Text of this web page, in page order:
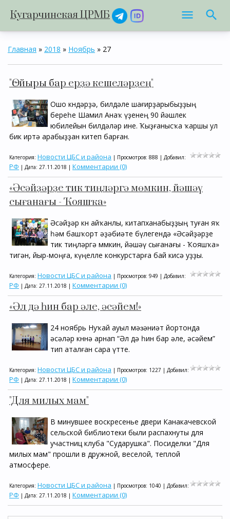
Кугарчинская ЦРМБ
Главная » 2018 » Ноябрь » 27
"Өс йыры бар ерҙә кешеләрҙең"
Ошо көндәрҙә, билдәле шағирҙарыбыҙҙың
береһе Шамил Анаҡ үҙенең 90 йәшлек
юбилейын билдәләр ине. Ҡыҙғанысҡа ҡаршы ул
бик иртә арабыҙҙан китеп барған.
Категория: Новости ЦБС и района | Просмотров: 888 | Добавил:
РФ | Дата: 27.11.2018 | Комментарии (0)
«Әсәйҙәрҙе тик тиңләргә мөмкин, йәшәү
сығанағы - Ҡояшҡа»
Әсәйҙәр көнө айҡанлы, китапханабыҙҙың туған яҡ
һәм башҡорт әҙәбиәте бүлегендә «Әсәйҙәрҙе
тик тиңләргә мөмкин, йәшәү сығанағы - Ҡояшҡа»
тигән, йыр-моңға, күңелле конкурстарға бай кисә уҙҙы.
Категория: Новости ЦБС и района | Просмотров: 949 | Добавил:
РФ | Дата: 27.11.2018 | Комментарии (0)
«Әл дә һин бар әле, әсәйем!»
24 ноябрь Нуҡай ауыл мәɜәниәт йортонда
әсәләр көнөнә арнап “Әл дә һин бар әле, әсәйем”
тип аталған сара үтте.
Категория: Новости ЦБС и района | Просмотров: 1227 | Добавил:
РФ | Дата: 27.11.2018 | Комментарии (0)
"Для милых мам"
В минувшее воскресенье двери Канакачевской
сельской библиотеки были распахнуты для
участниц клуба "Сударушка". Посиделки "Для
милых мам" прошли в дружной, веселой, теплой
атмосфере.
Категория: Новости ЦБС и района | Просмотров: 1040 | Добавил:
РФ | Дата: 27.11.2018 | Комментарии (0)